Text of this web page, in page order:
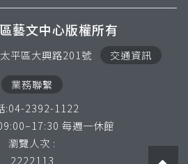
藝文中心版權所有
平區大興路201號 交通資訊
業務聯繫
:04-2392-1122
每週一休館
瀏覽人次 :
2222113